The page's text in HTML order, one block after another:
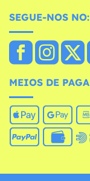
SEGUE-NOS NO:
MEIOS DE